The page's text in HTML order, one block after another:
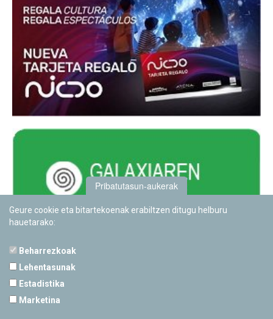
Pribatutasun-aukerak
Geure cookie eta bitartekoenak erabiltzen ditugu helburu
hauetarako:
Beharrezkoak
Lehentasunak
Estadistika
Marketina